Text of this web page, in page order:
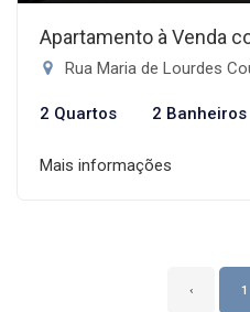
Apartamento à Venda
Rua Maria de Lourdes Couto
2 Quartos 2 Banheiros
Mais informações
‹ 1